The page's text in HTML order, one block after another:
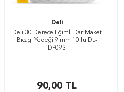
Deli
Deli 30 Derece Eğimli Dar Maket
Bıçağı Yedeği 9 mm 10'lu DL-
DP093
90,00TL